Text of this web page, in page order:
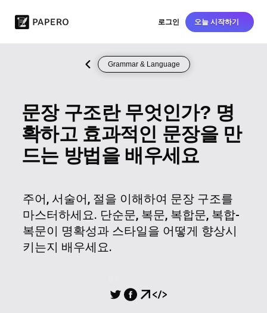
로그인 오늘 시작하기
Grammar & Language
문장 구조란 무엇인가? 명
확하고 효과적인 문장을 만
드는 방법을 배우세요
주어, 서술어, 절을 이해하여 문장 구조를
마스터하세요. 단순문, 복문, 복합문, 복합-
복문이 명확성과 스타일을 어떻게 향상시
키는지 배우세요.